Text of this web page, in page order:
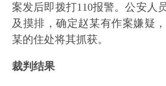
案发后即拨打110报警。公安人
及摸排，确定赵某有作案嫌疑
某的住处将其抓获。
裁判结果